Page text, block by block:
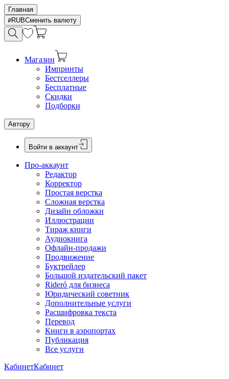
Главная
RUBСменить валюту
Магазин
Импринты
Бестселлеры
Бесплатные
Скидки
Подборки
Автору
Войти в аккаунт
Про-аккаунт
Редактор
Корректор
Простая верстка
Сложная верстка
Дизайн обложки
Иллюстрации
Тираж книги
Аудиокнига
Офлайн-продажи
Продвижение
Буктрейлер
Большой издательский пакет
Rideró для бизнеса
Юридический советник
Дополнительные услуги
Расшифровка текста
Перевод
Книги в аэропортах
Публикация
Все услуги
КабинетКабинет